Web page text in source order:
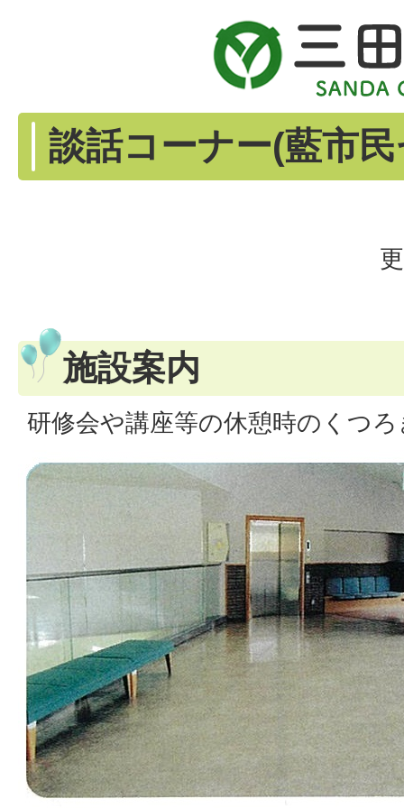
談話コーナー(藍市
施設案内
研修会や講座等の休憩時のくつ